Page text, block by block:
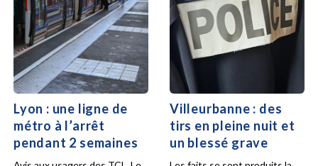
Lyon : une ligne de
métro à l’arrêt
pendant 2 semaines
Villeurbanne : des
tirs en pleine nuit et
un blessé grave